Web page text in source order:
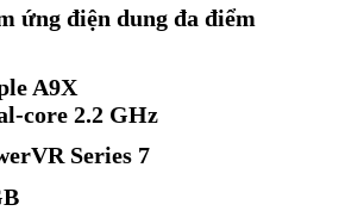
ứng điện dung đa điểm
A9X
core 2.2 GHz
Series 7